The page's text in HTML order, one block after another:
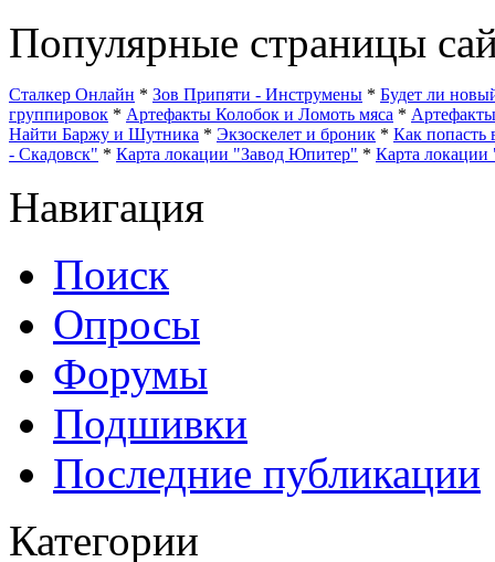
Популярные страницы
Сталкер Онлайн * Зов Припяти - Инструмены * Будет ли
группировок * Артефакты Колобок и Ломоть мяса * Артефакты
Найти Баржу и Шутника * Экзоскелет и броник * Как попасть
- Скадовск" * Карта локации "Завод Юпитер" * Карта
Навигация
Поиск
Опросы
Форумы
Подшивки
Последние публикации
Категории